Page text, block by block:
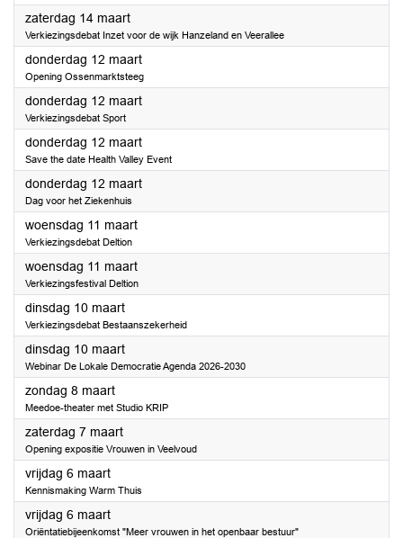
zaterdag 14 maart2026
Verkiezingsdebat Inzet voor de wijk Hanzeland en Veerallee
donderdag 12 maart2026
Opening Ossenmarktsteeg
donderdag 12 maart2026
Verkiezingsdebat Sport
donderdag 12 maart2026
Save the date Health Valley Event
donderdag 12 maart2026
Dag voor het Ziekenhuis
woensdag 11 maart2026
Verkiezingsdebat Deltion
woensdag 11 maart2026
Verkiezingsfestival Deltion
dinsdag 10 maart2026
Verkiezingsdebat Bestaanszekerheid
dinsdag 10 maart2026
Webinar De Lokale Democratie Agenda 2026-2030
zondag 8 maart2026
Meedoe-theater met Studio KRIP
zaterdag 7 maart2026
Opening expositie Vrouwen in Veelvoud
vrijdag 6 maart2026
Kennismaking Warm Thuis
vrijdag 6 maart2026
Oriëntatiebijeenkomst "Meer vrouwen in het openbaar bestuur"